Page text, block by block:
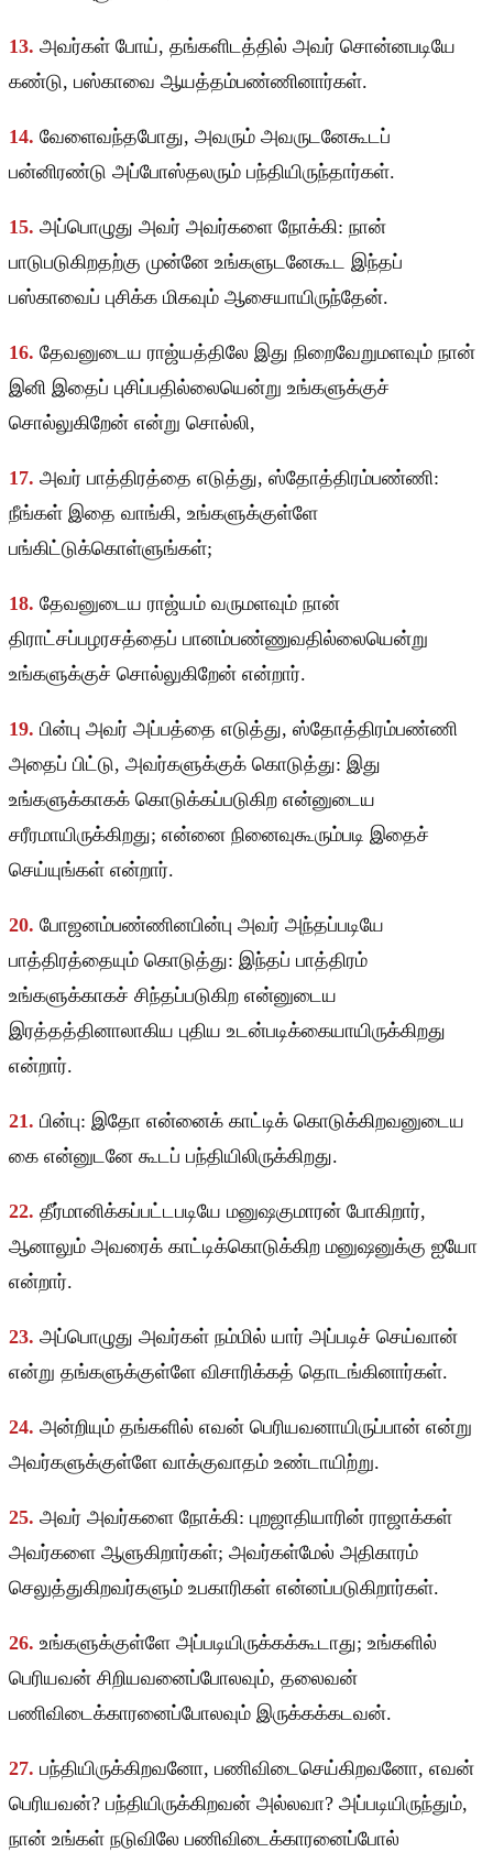
13. அவர்கள் போய், தங்களிடத்தில் அவர் சொன்னபடியே
கண்டு, பஸ்காவை ஆயத்தம்பண்ணினார்கள்.
14. வேளைவந்தபோது, அவரும் அவருடனேகூடப்
பன்னிரண்டு அப்போஸ்தலரும் பந்தியிருந்தார்கள்.
15. அப்பொழுது அவர் அவர்களை நோக்கி: நான்
பாடுபடுகிறதற்கு முன்னே உங்களுடனேகூட இந்தப்
பஸ்காவைப் புசிக்க மிகவும் ஆசையாயிருந்தேன்.
16. தேவனுடைய ராஜ்யத்திலே இது நிறைவேறுமளவும் நான்
இனி இதைப் புசிப்பதில்லையென்று உங்களுக்குச்
சொல்லுகிறேன் என்று சொல்லி,
17. அவர் பாத்திரத்தை எடுத்து, ஸ்தோத்திரம்பண்ணி:
நீங்கள் இதை வாங்கி, உங்களுக்குள்ளே
பங்கிட்டுக்கொள்ளுங்கள்;
18. தேவனுடைய ராஜ்யம் வருமளவும் நான்
திராட்சப்பழரசத்தைப் பானம்பண்ணுவதில்லையென்று
உங்களுக்குச் சொல்லுகிறேன் என்றார்.
19. பின்பு அவர் அப்பத்தை எடுத்து, ஸ்தோத்திரம்பண்ணி
அதைப் பிட்டு, அவர்களுக்குக் கொடுத்து: இது
உங்களுக்காகக் கொடுக்கப்படுகிற என்னுடைய
சரீரமாயிருக்கிறது; என்னை நினைவுகூரும்படி இதைச்
செய்யுங்கள் என்றார்.
20. போஜனம்பண்ணினபின்பு அவர் அந்தப்படியே
பாத்திரத்தையும் கொடுத்து: இந்தப் பாத்திரம்
உங்களுக்காகச் சிந்தப்படுகிற என்னுடைய
இரத்தத்தினாலாகிய புதிய உடன்படிக்கையாயிருக்கிறது
என்றார்.
21. பின்பு: இதோ என்னைக் காட்டிக் கொடுக்கிறவனுடைய
கை என்னுடனே கூடப் பந்தியிலிருக்கிறது.
22. தீர்மானிக்கப்பட்டபடியே மனுஷகுமாரன் போகிறார்,
ஆனாலும் அவரைக் காட்டிக்கொடுக்கிற மனுஷனுக்கு ஐயோ
என்றார்.
23. அப்பொழுது அவர்கள் நம்மில் யார் அப்படிச் செய்வான்
என்று தங்களுக்குள்ளே விசாரிக்கத் தொடங்கினார்கள்.
24. அன்றியும் தங்களில் எவன் பெரியவனாயிருப்பான் என்று
அவர்களுக்குள்ளே வாக்குவாதம் உண்டாயிற்று.
25. அவர் அவர்களை நோக்கி: புறஜாதியாரின் ராஜாக்கள்
அவர்களை ஆளுகிறார்கள்; அவர்கள்மேல் அதிகாரம்
செலுத்துகிறவர்களும் உபகாரிகள் என்னப்படுகிறார்கள்.
26. உங்களுக்குள்ளே அப்படியிருக்கக்கூடாது; உங்களில்
பெரியவன் சிறியவனைப்போலவும், தலைவன்
பணிவிடைக்காரனைப்போலவும் இருக்கக்கடவன்.
27. பந்தியிருக்கிறவனோ, பணிவிடைசெய்கிறவனோ, எவன்
பெரியவன்? பந்தியிருக்கிறவன் அல்லவா? அப்படியிருந்தும்,
நான் உங்கள் நடுவிலே பணிவிடைக்காரனைப்போல்